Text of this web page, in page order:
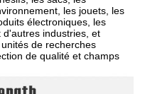
les jouets, les
électroniques, les
d'autres industries, et
de recherches
de qualité et champs